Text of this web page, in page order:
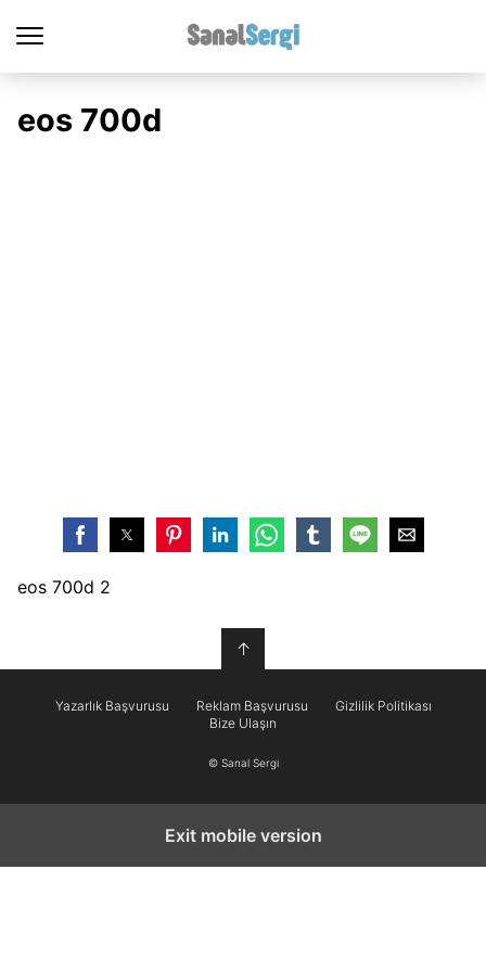
eos 700d
eos 700d 2
↑
Yazarlık Başvurusu Reklam Başvurusu
Gizlilik Politikası
Bize Ulaşın
© Sanal Sergi
Exit mobile version